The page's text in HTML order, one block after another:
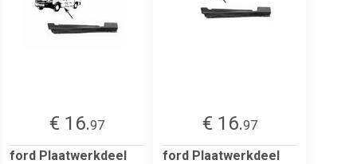
€ 16.97
ford Plaatwerkdeel
€ 16.97
ford Plaatwerkdeel